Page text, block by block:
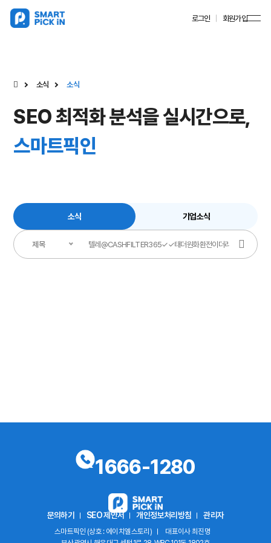
로그인 회원가입
소식 소식
SEO 최적화 분석을 실시간으로,
스마트픽인
소식 기업소식
제목
문의하기 SEO 제안서 개인정보처리방침 관리자
스마트픽인 (상호 : 에이치엘스토리)
대표이사 최진명
1666-1280